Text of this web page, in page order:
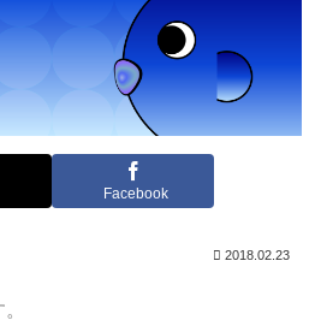
Facebook
2018.02.23